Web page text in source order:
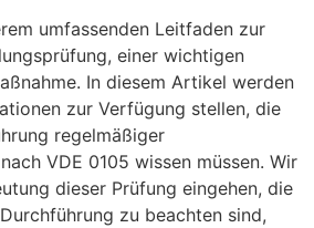
umfassenden Leitfaden zur
einer wichtigen
In diesem Artikel werden
zur Verfügung stellen, die
regelmäßiger
VDE 0105 wissen müssen. Wir
dieser Prüfung eingehen, die
zu beachten sind,